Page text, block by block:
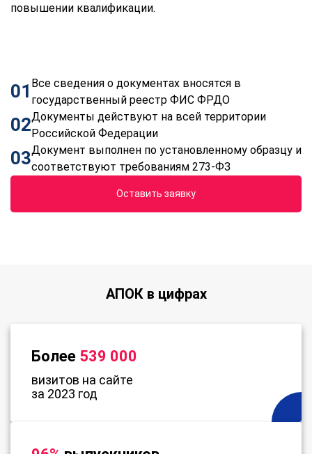
повышении квалификации.
01 Все сведения о документах вносятся в
государственный реестр ФИС ФРДО
02Документы действуют на всей территории
Российской Федерации
03Документ выполнен по установленному образцу и
соответствуют требованиям 273-ФЗ
Оставить заявку
АПОК в цифрах
Более 539 000
визитов на сайте
за 2023 год